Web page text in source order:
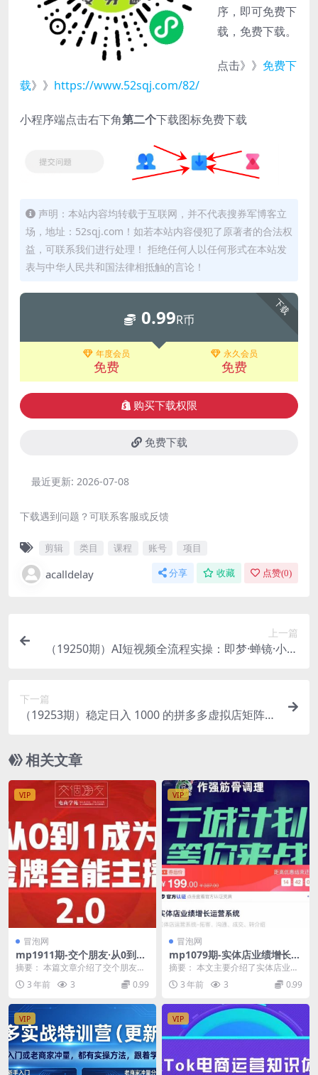
序，即可免费下
载，免费下载。
点击》》 免费下
载》》 https://www.52sqj.com/82/
小程序端点击右下角第二个下载图标免费下载
声明：本站内容均转载于互联网，并不代表搜券军博客立
场，地址：52sqj.com！如若本站内容侵犯了原著者的合法权
益，可联系我们进行处理！ 拒绝任何人以任何形式在本站发
表与中华人民共和国法律相抵触的言论！
下载
0.99R币
年度会员
免费
永久会员
免费
购买下载权限
免费下载
最近更新: 2026-07-08
下载遇到问题？可联系客服或反馈
剪辑 类目 课程 账号 项目
acalldelay 分享 收藏 点赞(0)
上一篇
（19250期）AI短视频全流程实操：即梦·蝉镜·小云
下一篇
（19253期）稳定日入 1000 的拼多多虚拟店矩阵，
相关文章
VIP
冒泡网
mp1911期-交个朋友·从0到1
成为金牌全能主播2.0，帮助你
再抖音赚到钱(从0到1成为金
牌全能主播2.0助你在抖音平台
摘要： 本篇文章介绍了交个朋友的
从0到1成为金牌全能主播2.0课程，
该课程旨在帮...
3 年前 3 0.99
VIP
冒泡网
mp1079期-实体店业绩增长运
营系统，拓客、沟通、成交、
转介绍(实体店业绩增长运营系
统拓客、沟通、成交、转介绍
摘要： 本文主要介绍了实体店业绩
增长运营系统，包括拓客、沟通、
成交和转介绍四个方...
3 年前 3 0.99
VIP VIP